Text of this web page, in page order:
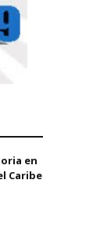
en
Caribe